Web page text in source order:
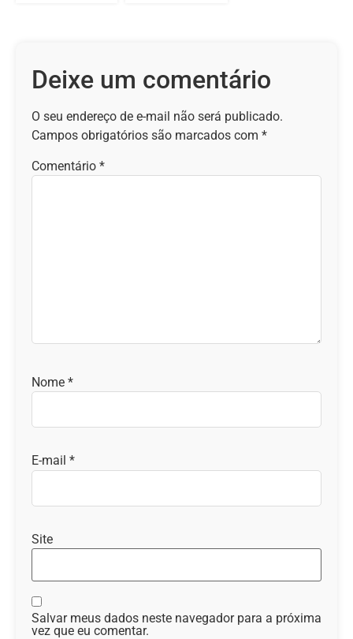
Deixe um comentário
O seu endereço de e-mail não será publicado.
Campos obrigatórios são marcados com *
Comentário *
Nome *
E-mail *
Site
Salvar meus dados neste navegador para a próxima
vez que eu comentar.